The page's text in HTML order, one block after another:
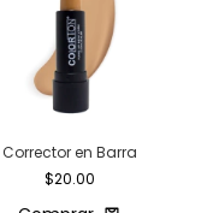
Corrector en Barra
$20.00